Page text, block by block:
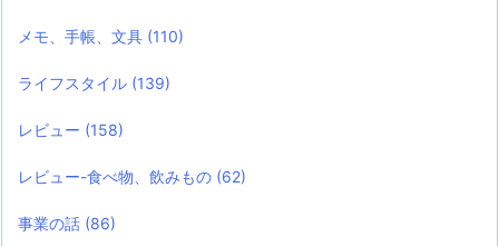
メモ、手帳、文具 (110)
ライフスタイル (139)
レビュー (158)
レビュー-食べ物、飲みもの (62)
事業の話 (86)